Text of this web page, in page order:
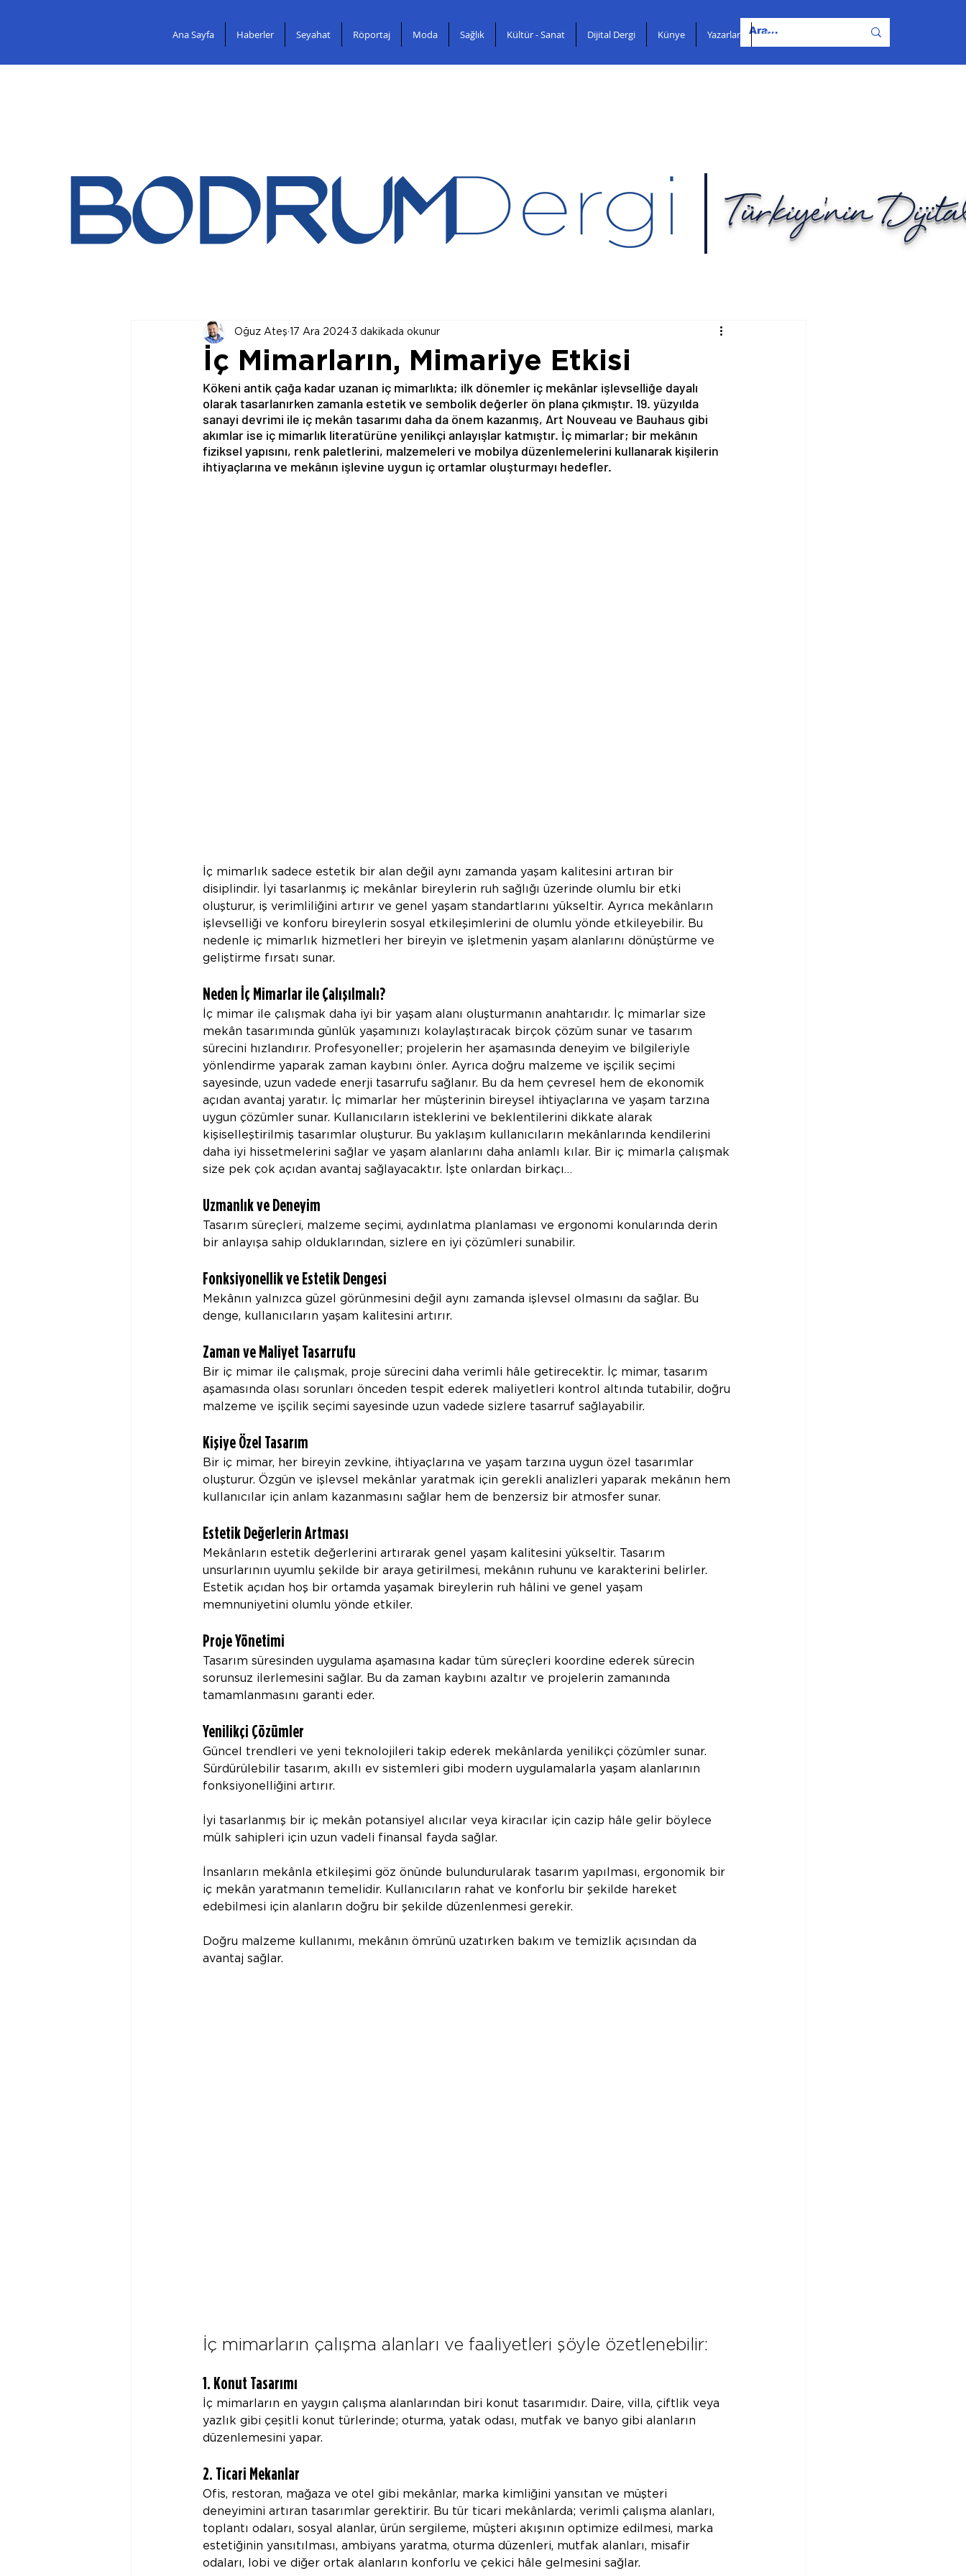
Ana Sayfa Haberler Seyahat Röportaj Moda Sağlık Kültür - Sanat Dijital Dergi Künye Yazarlar İletişim
Türkiye'nin
İç Mimarların, Mimariye Etkisi
Oğuz Ateş 17 Ara 2024 3 dakikada okunur
Kökeni antik çağa kadar uzanan iç mimarlıkta; ilk dönemler iç mekânlar işlevselliğe dayalı
olarak tasarlanırken zamanla estetik ve sembolik değerler ön plana çıkmıştır. 19. yüzyılda
sanayi devrimi ile iç mekân tasarımı daha da önem kazanmış, Art Nouveau ve Bauhaus gibi
akımlar ise iç mimarlık literatürüne yenilikçi anlayışlar katmıştır. İç mimarlar; bir mekânın
fiziksel yapısını, renk paletlerini, malzemeleri ve mobilya düzenlemelerini kullanarak kişilerin
ihtiyaçlarına ve mekânın işlevine uygun iç ortamlar oluşturmayı hedefler.
İç mimarlık sadece estetik bir alan değil aynı zamanda yaşam kalitesini artıran bir
disiplindir. İyi tasarlanmış iç mekânlar bireylerin ruh sağlığı üzerinde olumlu bir etki
oluşturur, iş verimliliğini artırır ve genel yaşam standartlarını yükseltir. Ayrıca mekânların
işlevselliği ve konforu bireylerin sosyal etkileşimlerini de olumlu yönde etkileyebilir. Bu
nedenle iç mimarlık hizmetleri her bireyin ve işletmenin yaşam alanlarını dönüştürme ve
geliştirme fırsatı sunar.
Neden İç Mimarlar ile Çalışılmalı?
İç mimar ile çalışmak daha iyi bir yaşam alanı oluşturmanın anahtarıdır. İç mimarlar size
mekân tasarımında günlük yaşamınızı kolaylaştıracak birçok çözüm sunar ve tasarım
sürecini hızlandırır. Profesyoneller; projelerin her aşamasında deneyim ve bilgileriyle
yönlendirme yaparak zaman kaybını önler. Ayrıca doğru malzeme ve işçilik seçimi
sayesinde, uzun vadede enerji tasarrufu sağlanır. Bu da hem çevresel hem de ekonomik
açıdan avantaj yaratır. İç mimarlar her müşterinin bireysel ihtiyaçlarına ve yaşam tarzına
uygun çözümler sunar. Kullanıcıların isteklerini ve beklentilerini dikkate alarak
kişiselleştirilmiş tasarımlar oluşturur. Bu yaklaşım kullanıcıların mekânlarında kendilerini
daha iyi hissetmelerini sağlar ve yaşam alanlarını daha anlamlı kılar. Bir iç mimarla çalışmak
size pek çok açıdan avantaj sağlayacaktır. İşte onlardan birkaçı…
Uzmanlık ve Deneyim
Tasarım süreçleri, malzeme seçimi, aydınlatma planlaması ve ergonomi konularında derin
bir anlayışa sahip olduklarından, sizlere en iyi çözümleri sunabilir.
Fonksiyonellik ve Estetik Dengesi
Mekânın yalnızca güzel görünmesini değil aynı zamanda işlevsel olmasını da sağlar. Bu
denge, kullanıcıların yaşam kalitesini artırır.
Zaman ve Maliyet Tasarrufu
Bir iç mimar ile çalışmak, proje sürecini daha verimli hâle getirecektir. İç mimar, tasarım
aşamasında olası sorunları önceden tespit ederek maliyetleri kontrol altında tutabilir, doğru
malzeme ve işçilik seçimi sayesinde uzun vadede sizlere tasarruf sağlayabilir.
Kişiye Özel Tasarım
Bir iç mimar, her bireyin zevkine, ihtiyaçlarına ve yaşam tarzına uygun özel tasarımlar
oluşturur. Özgün ve işlevsel mekânlar yaratmak için gerekli analizleri yaparak mekânın hem
kullanıcılar için anlam kazanmasını sağlar hem de benzersiz bir atmosfer sunar.
Estetik Değerlerin Artması
Mekânların estetik değerlerini artırarak genel yaşam kalitesini yükseltir. Tasarım
unsurlarının uyumlu şekilde bir araya getirilmesi, mekânın ruhunu ve karakterini belirler.
Estetik açıdan hoş bir ortamda yaşamak bireylerin ruh hâlini ve genel yaşam
memnuniyetini olumlu yönde etkiler.
Proje Yönetimi
Tasarım süresinden uygulama aşamasına kadar tüm süreçleri koordine ederek sürecin
sorunsuz ilerlemesini sağlar. Bu da zaman kaybını azaltır ve projelerin zamanında
tamamlanmasını garanti eder.
Yenilikçi Çözümler
Güncel trendleri ve yeni teknolojileri takip ederek mekânlarda yenilikçi çözümler sunar.
Sürdürülebilir tasarım, akıllı ev sistemleri gibi modern uygulamalarla yaşam alanlarının
fonksiyonelliğini artırır.
İyi tasarlanmış bir iç mekân potansiyel alıcılar veya kiracılar için cazip hâle gelir böylece
mülk sahipleri için uzun vadeli finansal fayda sağlar.
İnsanların mekânla etkileşimi göz önünde bulundurularak tasarım yapılması, ergonomik bir
iç mekân yaratmanın temelidir. Kullanıcıların rahat ve konforlu bir şekilde hareket
edebilmesi için alanların doğru bir şekilde düzenlenmesi gerekir.
Doğru malzeme kullanımı, mekânın ömrünü uzatırken bakım ve temizlik açısından da
avantaj sağlar.
İç mimarların çalışma alanları ve faaliyetleri şöyle özetlenebilir:
1. Konut Tasarımı
İç mimarların en yaygın çalışma alanlarından biri konut tasarımıdır. Daire, villa, çiftlik veya
yazlık gibi çeşitli konut türlerinde; oturma, yatak odası, mutfak ve banyo gibi alanların
düzenlemesini yapar.
2. Ticari Mekanlar
Ofis, restoran, mağaza ve otel gibi mekânlar, marka kimliğini yansıtan ve müşteri
deneyimini artıran tasarımlar gerektirir. Bu tür ticari mekânlarda; verimli çalışma alanları,
toplantı odaları, sosyal alanlar, ürün sergileme, müşteri akışının optimize edilmesi, marka
estetiğinin yansıtılması, ambiyans yaratma, oturma düzenleri, mutfak alanları, misafir
odaları, lobi ve diğer ortak alanların konforlu ve çekici hâle gelmesini sağlar.